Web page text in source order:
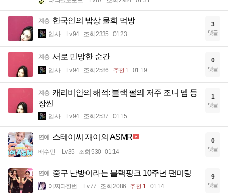
계층 한국인의 밥상 물회 먹방
입사 Lv.94 조회 2335 01:23
3
댓글
계층 서로 민망한 순간
입사 Lv.94 조회 2586 추천 1 01:19
0
댓글
계층 캐리비안의 해적: 블랙 펄의 저주 조니 뎁 등
장씬
입사 Lv.94 조회 2537 01:15
1
댓글
연예 스테이씨 재이의 ASMR
배수민 Lv.35 조회 530 01:14
0
댓글
연예 중구 난방이라는 블랙핑크 10주년 팬미팅
어쩌다한번 Lv.77 조회 2086 추천 1 01:14
9
댓글